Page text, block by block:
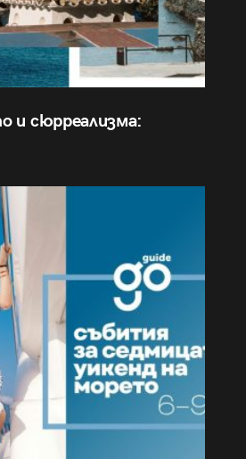
и сюрреализма: